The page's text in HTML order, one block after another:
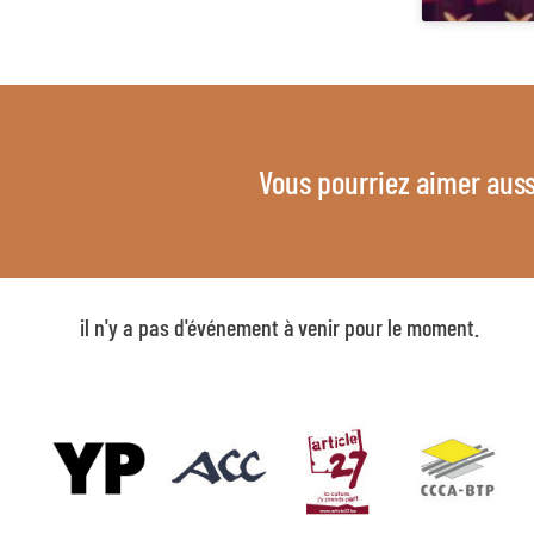
Vous pourriez aimer
il n'y a pas d'événement à venir pour le moment.